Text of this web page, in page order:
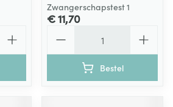
Zwangerschapstest 1
€ 11,70
Bestel